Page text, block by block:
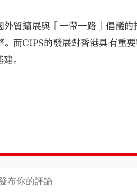
外貿擴展與「一帶一路」倡議
。而CIPS的發展對香港具有重
。